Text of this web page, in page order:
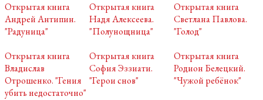
Открытая книга
Андрей Антипин.
"Радуница"
Открытая книга
Надя Алексеева.
"Полунощница"
Открытая книга
Светлана Павлова.
"Голод"
Открытая книга
Владислав
Отрошенко. "Гения
убить недостаточно"
Открытая книга
София Эззиати.
"Герои снов"
Открытая книга
Родион Белецкий.
"Чужой ребёнок"